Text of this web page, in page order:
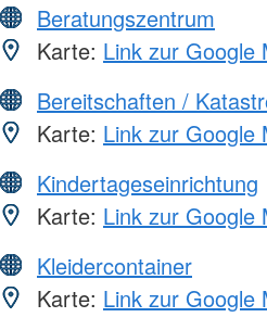
Beratungszentrum
Karte: Link zur Google
Bereitschaften /
Karte: Link zur Google
Kindertageseinrichtung
Karte: Link zur Google
Kleidercontainer
Karte: Link zur Google